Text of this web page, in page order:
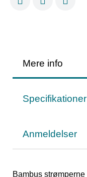
Mere info
Specifikationer
Anmeldelser
Bambus strømperne